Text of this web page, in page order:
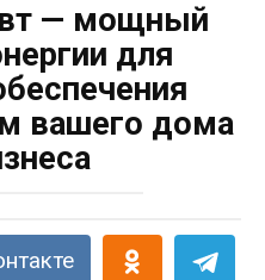
— мощный
для
вашего дома